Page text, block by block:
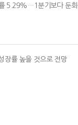
5.29%…1분기보다 둔화
장률 높을 것으로 전망